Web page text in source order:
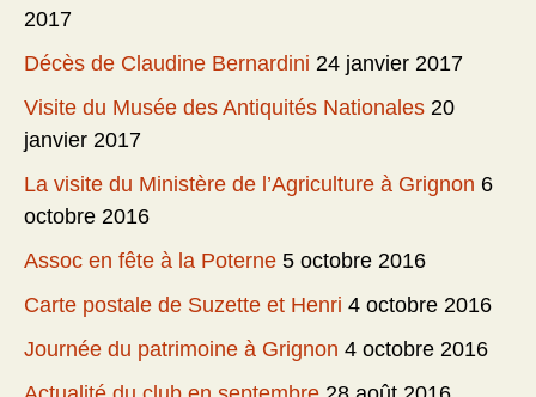
2017
Décès de Claudine Bernardini 24 janvier 2017
Visite du Musée des Antiquités Nationales 20
janvier 2017
La visite du Ministère de l’Agriculture à Grignon 6
octobre 2016
Assoc en fête à la Poterne 5 octobre 2016
Carte postale de Suzette et Henri 4 octobre 2016
Journée du patrimoine à Grignon 4 octobre 2016